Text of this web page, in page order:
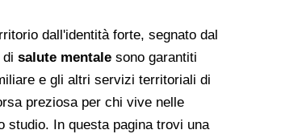
dall'identità forte, segnato dal
salute mentale sono garantiti
e gli altri servizi territoriali di
preziosa per chi vive nelle
In questa pagina trovi una